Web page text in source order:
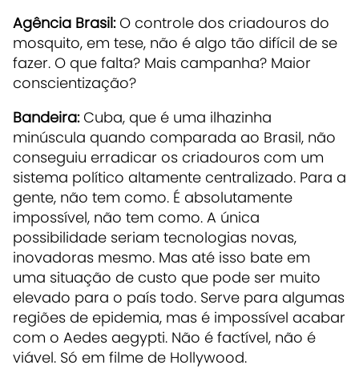
Agência Brasil:O controle dos criadouros do
mosquito, em tese, não é algo tão difícil de se
fazer. O que falta? Mais campanha? Maior
conscientização?
Bandeira:Cuba, que é uma ilhazinha
minúscula quando comparada ao Brasil, não
conseguiu erradicar os criadouros com um
sistema político altamente centralizado. Para a
gente, não tem como. É absolutamente
impossível, não tem como. A única
possibilidade seriam tecnologias novas,
inovadoras mesmo. Mas até isso bate em
uma situação de custo que pode ser muito
elevado para o país todo. Serve para algumas
regiões de epidemia, mas é impossível acabar
com o Aedes aegypti. Não é factível, não é
viável. Só em filme de Hollywood.